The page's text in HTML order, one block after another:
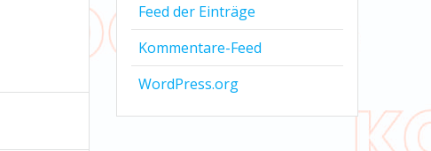
Feed der Einträge
Kommentare-Feed
WordPress.org